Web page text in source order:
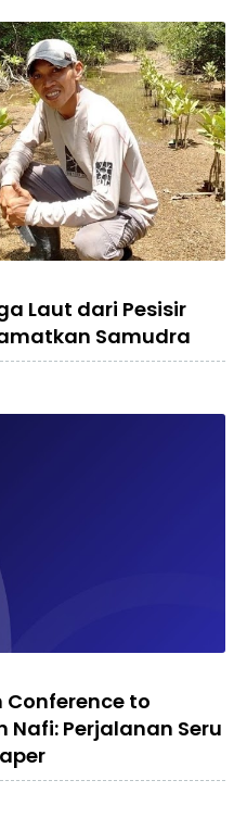
Laut dari Pesisir
Samudra
Conference to
Nafi: Perjalanan Seru